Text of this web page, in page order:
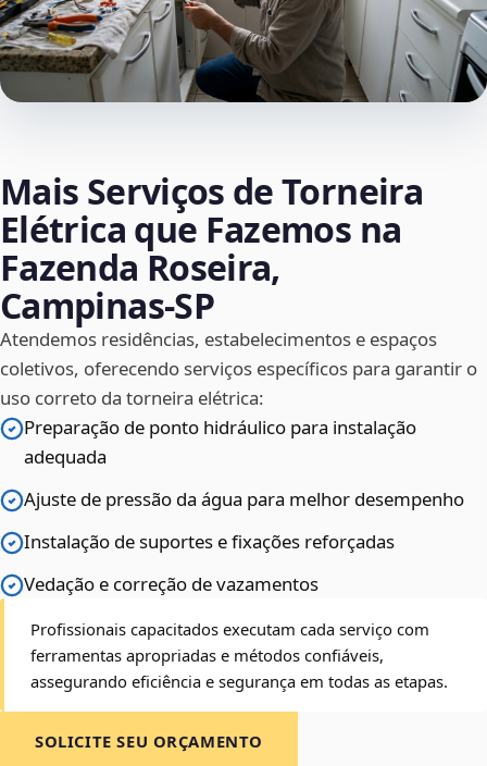
Mais Serviços de Torneira
Elétrica que Fazemos na
Fazenda Roseira,
Campinas‑SP
Atendemos residências, estabelecimentos e espaços
coletivos, oferecendo serviços específicos para garantir o
uso correto da torneira elétrica:
Preparação de ponto hidráulico para instalação
adequada
Ajuste de pressão da água para melhor desempenho
Instalação de suportes e fixações reforçadas
Vedação e correção de vazamentos
Profissionais capacitados executam cada serviço com
ferramentas apropriadas e métodos confiáveis,
assegurando eficiência e segurança em todas as etapas.
SOLICITE SEU ORÇAMENTO